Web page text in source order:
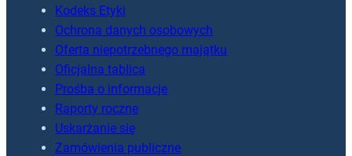
Kodeks Etyki
Ochrona danych osobowych
Oferta niepotrzebnego majątku
Oficjalna tablica
Prośba o informacje
Raporty roczne
Uskarżanie się
Zamówienia publiczne